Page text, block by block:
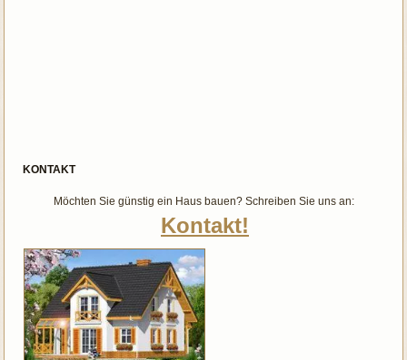
KONTAKT
Möchten Sie günstig ein Haus bauen? Schreiben Sie uns an:
Kontakt!